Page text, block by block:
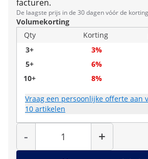
facturen.
De laagste prijs in de 30 dagen vóór de
Volumekorting
Qty
Korting
3+
3%
5+
6%
10+
8%
Vraag een persoonlijke offerte aan
10 artikelen
-
Hoeveelheid
+